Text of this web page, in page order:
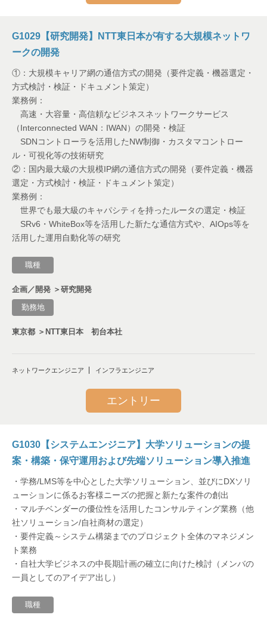
G1029【研究開発】NTT東日本が有する大規模ネットワ
ークの開発
①：大規模キャリア網の通信方式の開発（要件定義・機器選定・
方式検討・検証・ドキュメント策定）
業務例：
高速・大容量・高信頼なビジネスネットワークサービス
（Interconnected WAN：IWAN）の開発・検証
SDNコントローラを活用したNW制御・カスタマコントロー
ル・可視化等の技術研究
②：国内最大級の大規模IP網の通信方式の開発（要件定義・機器
選定・方式検討・検証・ドキュメント策定）
業務例：
世界でも最大級のキャパシティを持ったルータの選定・検証
SRv6・WhiteBox等を活用した新たな通信方式や、AIOps等を
活用した運用自動化等の研究
職種
企画／開発 ＞研究開発
勤務地
東京都 ＞NTT東日本 初台本社
ネットワークエンジニア インフラエンジニア
エントリー
G1030【システムエンジニア】大学ソリューションの提
案・構築・保守運用および先端ソリューション導入推進
・学務/LMS等を中心とした大学ソリューション、並びにDXソリ
ューションに係るお客様ニーズの把握と新たな案件の創出
・マルチベンダーの優位性を活用したコンサルティング業務（他
社ソリューション/自社商材の選定）
・要件定義～システム構築までのプロジェクト全体のマネジメン
ト業務
・自社大学ビジネスの中長期計画の確立に向けた検討（メンバの
一員としてのアイデア出し）
職種